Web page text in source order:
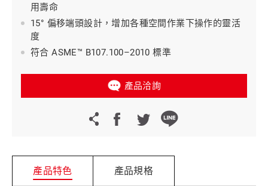
用壽命
15° 偏移端頭設計，增加各種空間作業下操作的靈活
度
符合 ASME™ B107.100–2010 標準
產品洽詢
產品特色 產品規格